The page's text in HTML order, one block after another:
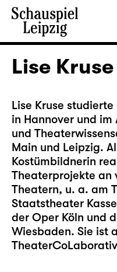
Lise Kruse
Lise Kruse
in Hannover und
und
Main und Leipzig.
Kostümbildnerin
Theaterprojekte an
Theatern, u. a. am
Staatstheater
der Oper Köln und
Wiesbaden. Sie ist